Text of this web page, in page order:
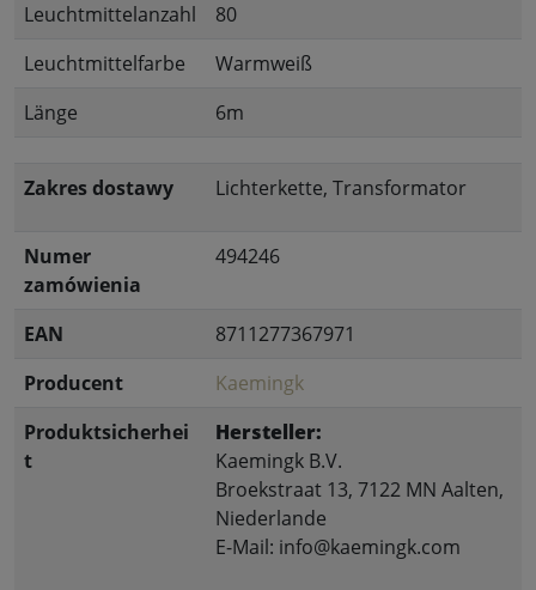
Leuchtmittelanzahl
80
Leuchtmittelfarbe
Warmweiß
Länge
6m
Zakres dostawy Lichterkette, Transformator
Numer
zamówienia
494246
EAN
8711277367971
Producent
Kaemingk
Produktsicherhei
t
Hersteller:
Kaemingk B.V.
Broekstraat 13, 7122 MN Aalten,
Niederlande
E-Mail: info@kaemingk.com